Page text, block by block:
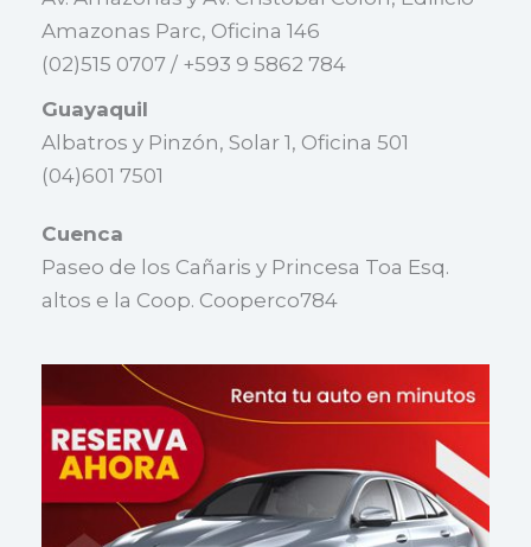
Amazonas Parc, Oficina 146
(02)515 0707 / +593 9 5862 784
Guayaquil
Albatros y Pinzón, Solar 1, Oficina 501
(04)601 7501
Cuenca
Paseo de los Cañaris y Princesa Toa Esq.
altos e la Coop. Cooperco784